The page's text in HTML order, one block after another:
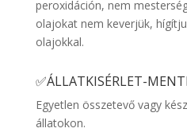
peroxidáción, nem
olajokat nem keverjük,
olajokkal.
✅ÁLLATKISÉRLET-
Egyetlen összetevő vagy
állatokon.